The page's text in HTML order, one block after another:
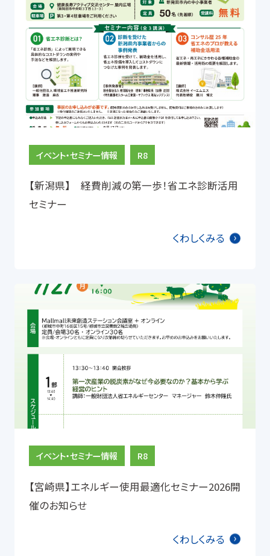
イベント・セミナー情報 R8
【新潟県】 経費削減の第一歩！省エネ診断活用
セミナー
くわしくみる
イベント・セミナー情報 R8
【宮崎県】エネルギー使用最適化セミナー2026開
催のお知らせ
くわしくみる